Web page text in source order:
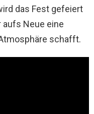
das Fest gefeiert
aufs Neue eine
schafft.